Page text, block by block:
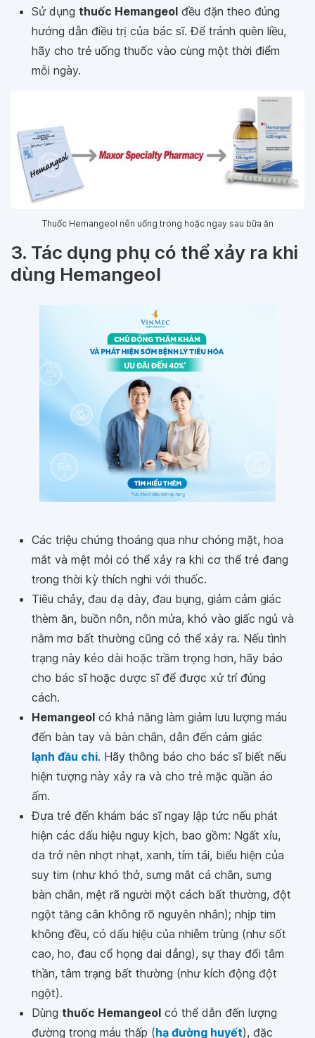
Sử dụng thuốc Hemangeol đều đặn theo đúng
hướng dẫn điều trị của bác sĩ. Để tránh quên liều,
hãy cho trẻ uống thuốc vào cùng một thời điểm
mỗi ngày.
Thuốc Hemangeol nên uống trong hoặc ngay sau bữa ăn
3. Tác dụng phụ có thể xảy ra khi
dùng Hemangeol
Các triệu chứng thoáng qua như chóng mặt, hoa
mắt và mệt mỏi có thể xảy ra khi cơ thể trẻ đang
trong thời kỳ thích nghi với thuốc.
Tiêu chảy, đau dạ dày, đau bụng, giảm cảm giác
thèm ăn, buồn nôn, nôn mửa, khó vào giấc ngủ và
nằm mơ bất thường cũng có thể xảy ra. Nếu tình
trạng này kéo dài hoặc trầm trọng hơn, hãy báo
cho bác sĩ hoặc dược sĩ để được xử trí đúng
cách.
Hemangeol có khả năng làm giảm lưu lượng máu
đến bàn tay và bàn chân, dẫn đến cảm giác
lạnh đầu chi. Hãy thông báo cho bác sĩ biết nếu
hiện tượng này xảy ra và cho trẻ mặc quần áo
ấm.
Đưa trẻ đến khám bác sĩ ngay lập tức nếu phát
hiện các dấu hiệu nguy kịch, bao gồm: Ngất xỉu,
da trở nên nhợt nhạt, xanh, tím tái, biểu hiện của
suy tim (như khó thở, sưng mắt cá chân, sưng
bàn chân, mệt rã người một cách bất thường, đột
ngột tăng cân không rõ nguyên nhân); nhịp tim
không đều, có dấu hiệu của nhiễm trùng (như sốt
cao, ho, đau cổ họng dai dẳng), sự thay đổi tâm
thần, tâm trạng bất thường (như kích động đột
ngột).
Dùng thuốc Hemangeol có thể dẫn đến lượng
đường trong máu thấp (hạ đường huyết), đặc